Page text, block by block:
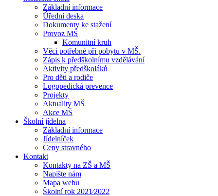
Základní informace
Úřední deska
Dokumenty ke stažení
Provoz MŠ
Komunitní kruh
Věci potřebné při pobytu v MŠ.
Zápis k předškolnímu vzdělávání
Aktivity předškoláků
Pro děti a rodiče
Logopedická prevence
Projekty
Aktuality MŠ
Akce MŠ
Školní jídelna
Základní informace
Jídelníček
Ceny stravného
Kontakt
Kontakty na ZŠ a MŠ
Napište nám
Mapa webu
Školní rok 2021⁄2022